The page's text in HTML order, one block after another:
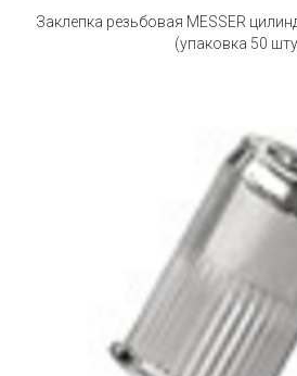
Заклепка резьбовая MESSER
(упаковка 50